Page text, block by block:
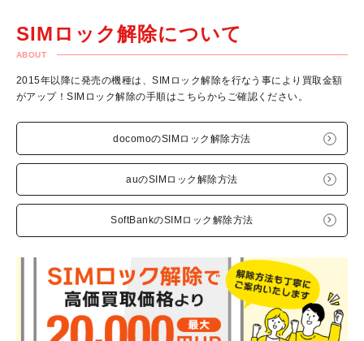
SIMロック解除について
ABOUT
2015年以降に発売の機種は、SIMロック解除を行なう事により買取金額
がアップ！SIMロック解除の手順はこちらからご確認ください。
docomoのSIMロック解除方法
auのSIMロック解除方法
SoftBankのSIMロック解除方法